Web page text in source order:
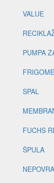
VALUE
PUMPA
SPAL
FUCHS
ŠPULA